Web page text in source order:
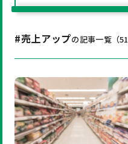
#売上アップの記事一覧（51